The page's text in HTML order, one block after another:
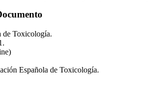
Toxicología.
Española de Toxicología.